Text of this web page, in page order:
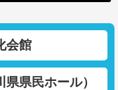
会館
県民ホール）